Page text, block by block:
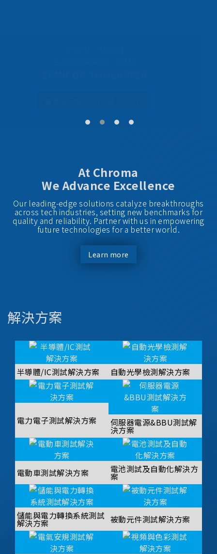
At Chroma
We Advance Excellence
Our leading-edge solutions catalyze breakthroughs
across tech industries, setting new benchmarks for
quality and reliability. Partner with us in empowering
future technologies for a better world.
Learn more
解決方案
半導體/IC測試解決方案 自動光學檢測解決方案
電力電子測試解決方案 伺服器電源&BBU測試解
決方案
電動車測試解決方案 電池測試及自動化解決方
案
儲能與電力轉換系統測試
解決方案 被動元件測試解決方案